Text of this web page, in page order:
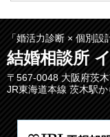
「婚活力診断 × 個別設
結婚相談所
〒567-0048 大阪府茨
JR東海道本線 茨木駅